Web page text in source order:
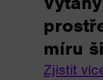
míru
Zjistit